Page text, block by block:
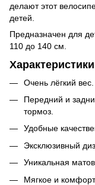
делают этот
детей.
Предназначен для
110 до 140 см.
Характеристики
Очень лёгкий вес.
Передний и
тормоз.
Удобные
Эксклюзивный
Уникальная
Мягкое и